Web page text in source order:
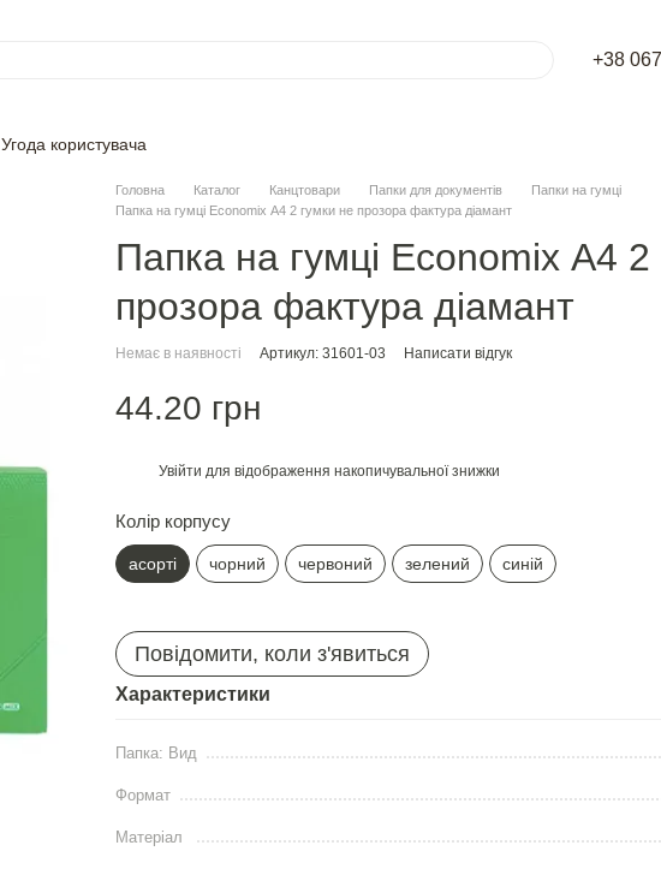
+38
Угода користувача
Головна Каталог Канцтовари Папки для документів
Папки на гумці
Папка на гумці Economix А4 2 гумки не прозора фактура дiамант
Папка на гумці Economix А4 2
прозора фактура дiамант
Немає в наявності Артикул: 31601-03 Написати відгук
44.20 грн
Увійти для відображення накопичувальної знижки
Колір корпусу
асорті чорний червоний зелений синій
Повідомити, коли з'явиться
Характеристики
Папка: Вид
Формат
Матеріал